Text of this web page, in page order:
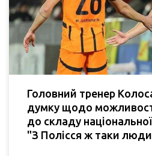
Головний тренер
думку щодо
до складу національної
"З Полісся ж таки